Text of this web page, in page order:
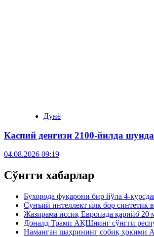
Дунё
Каспий денгизи 2100-йилда
04.08.2026 09:19
Сўнгги хабарлар
Бухорода фуқарони бир йўла 4-
Сунъий интеллект илк бор синтетик
Жазирама иссиқ Европада қарийб 20
Доналд Трамп АҚШнинг сўнгги
Наманган шаҳрининг собиқ ҳокими